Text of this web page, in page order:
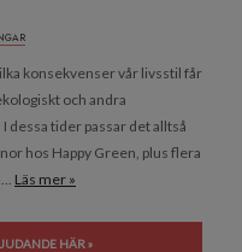
konsekvenser vår livsstil får
och andra
dessa tider passar det alltså
hos Happy Green, plus flera
Läs mer »
HÄR »